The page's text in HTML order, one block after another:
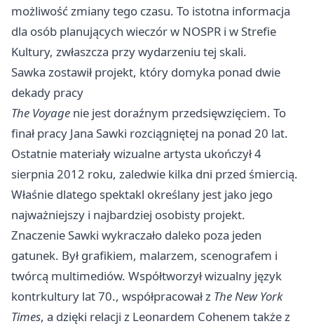
możliwość zmiany tego czasu. To istotna informacja
dla osób planujących wieczór w NOSPR i w Strefie
Kultury, zwłaszcza przy wydarzeniu tej skali.
Sawka zostawił projekt, który domyka ponad dwie
dekady pracy
The Voyage nie jest doraźnym przedsięwzięciem. To
finał pracy Jana Sawki rozciągniętej na ponad 20 lat.
Ostatnie materiały wizualne artysta ukończył 4
sierpnia 2012 roku, zaledwie kilka dni przed śmiercią.
Właśnie dlatego spektakl określany jest jako jego
najważniejszy i najbardziej osobisty projekt.
Znaczenie Sawki wykraczało daleko poza jeden
gatunek. Był grafikiem, malarzem, scenografem i
twórcą multimediów. Współtworzył wizualny język
kontrkultury lat 70., współpracował z The New York
Times, a dzięki relacji z Leonardem Cohenem także z